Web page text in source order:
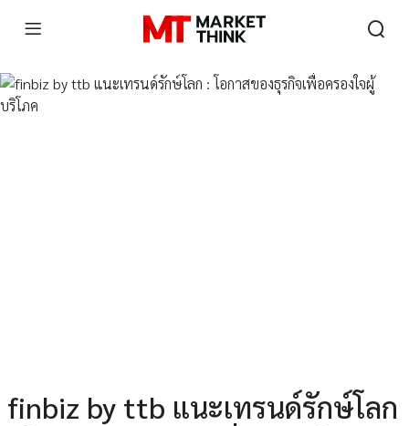
finbiz by ttb แนะเทรนด์รักษ์โลก